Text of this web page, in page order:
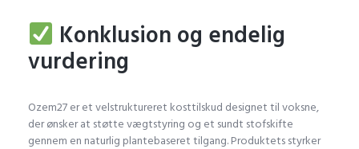
Konklusion og endelig
vurdering
Ozem27 er et velstruktureret kosttilskud designet til voksne,
der ønsker at støtte vægtstyring og et sundt stofskifte
gennem en naturlig plantebaseret tilgang. Produktets styrker